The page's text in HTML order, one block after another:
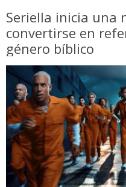
Seriella inicia una
convertirse en
género bíblico